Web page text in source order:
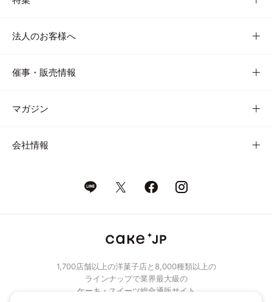
法人のお客様へ
催事・販売情報
マガジン
会社情報
1,700店舗以上の洋菓子店と8,000種類以上の
ラインナップで業界最大級の
ケーキ・スイーツ総合通販サイト